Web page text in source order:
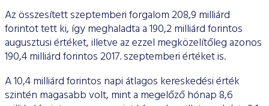
Az összesített szeptemberi forgalom 208,9 milliárd
forintot tett ki, így meghaladta a 190,2 milliárd forintos
augusztusi értéket, illetve az ezzel megközelítőleg azonos
190,4 milliárd forintos 2017. szeptemberi értéket is.
A 10,4 milliárd forintos napi átlagos kereskedési érték
szintén magasabb volt, mint a megelőző hónap 8,6